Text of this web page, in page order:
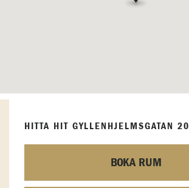
HITTA HIT GYLLENHJELMSGATAN 20
BOKA RUM